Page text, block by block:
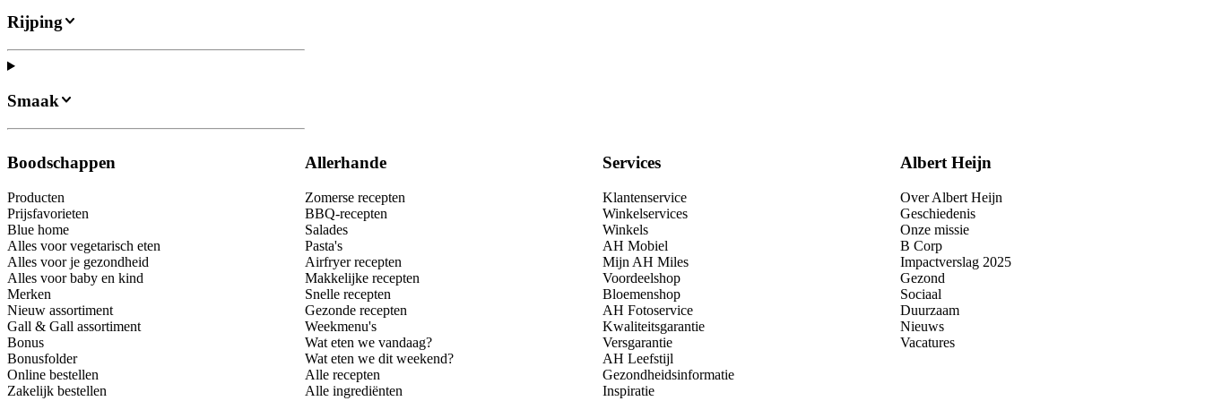
Rijping
Smaak
Boodschappen
Producten
Prijsfavorieten
Blue home
Alles voor vegetarisch eten
Alles voor je gezondheid
Alles voor baby en kind
Merken
Nieuw assortiment
Gall & Gall assortiment
Bonus
Bonusfolder
Online bestellen
Zakelijk bestellen
Allerhande
Zomerse recepten
BBQ-recepten
Salades
Pasta's
Airfryer recepten
Makkelijke recepten
Snelle recepten
Gezonde recepten
Weekmenu's
Wat eten we vandaag?
Wat eten we dit weekend?
Alle recepten
Alle ingrediënten
Services
Klantenservice
Winkelservices
Winkels
AH Mobiel
Mijn AH Miles
Voordeelshop
Bloemenshop
AH Fotoservice
Kwaliteitsgarantie
Versgarantie
AH Leefstijl
Gezondheidsinformatie
Inspiratie
Albert Heijn
Over Albert Heijn
Geschiedenis
Onze missie
B Corp
Impactverslag 2025
Gezond
Sociaal
Duurzaam
Nieuws
Vacatures